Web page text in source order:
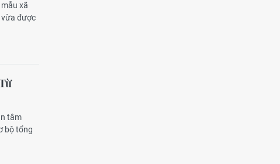
xã
vừa được
tâm
bộ tổng